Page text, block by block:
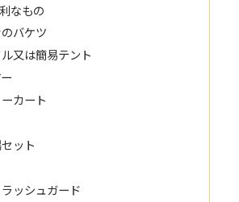
なもの
バケツ
又は簡易テント
カート
ット
ッシュガード